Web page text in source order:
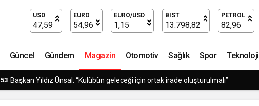
USD
47,59
EURO
54,96
EURO/USD
1,15
BIST
13.798,82
PETROL
82,96
Güncel Gündem Magazin Otomotiv Sağlık Spor Teknoloji
Başkan Yıldız Ünsal: “Kulübün geleceği için ortak irade oluşturulmalı”
Göz Rengi ve Vücut Ölçüleri